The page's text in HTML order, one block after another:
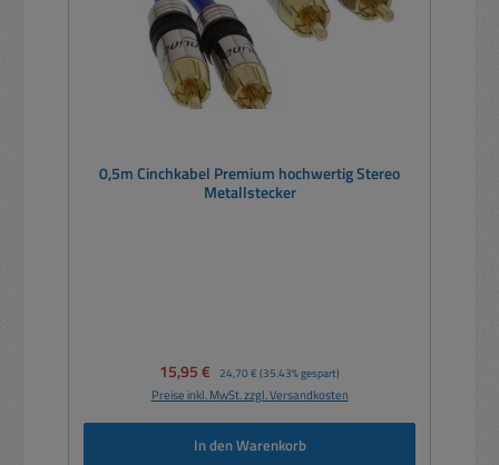
0,5m Cinchkabel Premium hochwertig Stereo
Metallstecker
Verkaufspreis:
15,95 € Regulärer Preis:
24,70 € (35.43% gespart)
Preise inkl. MwSt. zzgl. Versandkosten
In den Warenkorb